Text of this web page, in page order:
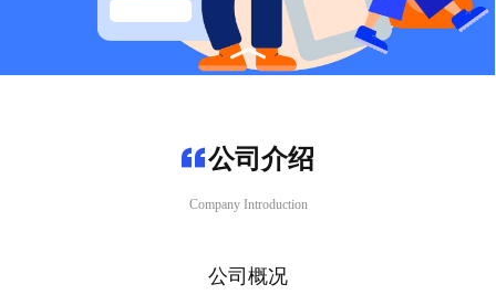
公司介绍
Company Introduction
公司概况